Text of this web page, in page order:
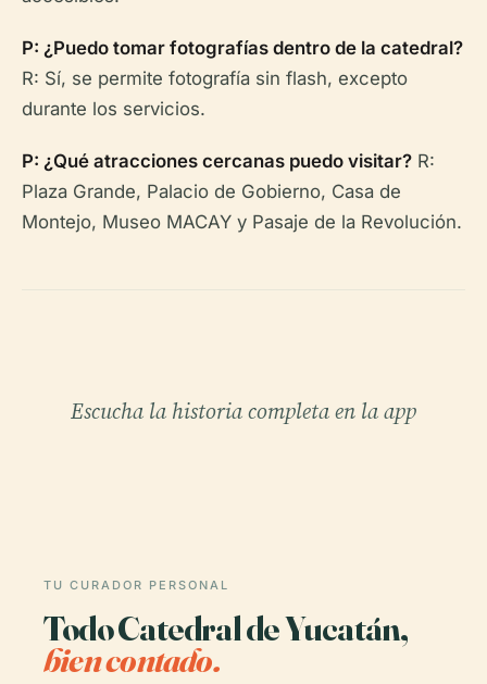
P: ¿Puedo tomar fotografías dentro de la catedral?
R: Sí, se permite fotografía sin flash, excepto
durante los servicios.
P: ¿Qué atracciones cercanas puedo visitar? R:
Plaza Grande, Palacio de Gobierno, Casa de
Montejo, Museo MACAY y Pasaje de la Revolución.
Escucha la historia completa en la app
TU CURADOR PERSONAL
Todo Catedral de Yucatán,
bien contado.